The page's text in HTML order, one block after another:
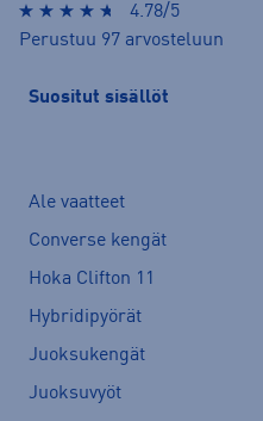
4.78/5
Perustuu 97 arvosteluun
Suositut sisällöt
Ale vaatteet
Converse kengät
Hoka Clifton 11
Hybridipyörät
Juoksukengät
Juoksuvyöt